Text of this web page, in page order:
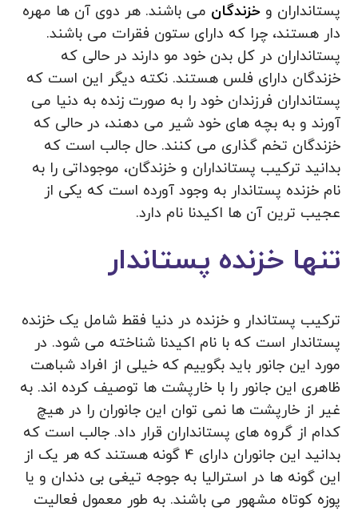
پستانداران وخزندگان می باشند. هر دوی آن ها مهره
دار هستند، چرا که دارای ستون فقرات می‌ باشند.
پستانداران در کل بدن خود مو دارند در حالی که
خزندگان دارای فلس هستند. نکته دیگر این است که
پستانداران فرزندان خود را به صورت زنده به دنیا می
آورند و به بچه های خود شیر می‌ دهند، در حالی که
خزندگان تخم‌ گذاری می‌ کنند. حال جالب است که
بدانید ترکیب پستانداران و خزندگان، موجوداتی را به
نام خزنده پستاندار به وجود آورده است که یکی از
عجیب ترین آن ها اکیدنا نام دارد.
تنها خزنده پستاندار
ترکیب پستاندار و خزنده در دنیا فقط شامل یک خزنده
پستاندار است که با نام اکیدنا شناخته می شود. در
مورد این جانور باید بگوییم که خیلی از افراد شباهت
ظاهری این جانور را با خارپشت ها توصیف کرده اند. به
غیر از خارپشت ها نمی‌ توان این جانوران را در هیچ
کدام از گروه های پستانداران قرار داد. جالب است که
بدانید این جانوران دارای 4 گونه هستند که هر یک از
این گونه ها در استرالیا به جوجه‌ تیغی بی دندان و یا
پوزه کوتاه مشهور می باشند. به طور معمول فعالیت